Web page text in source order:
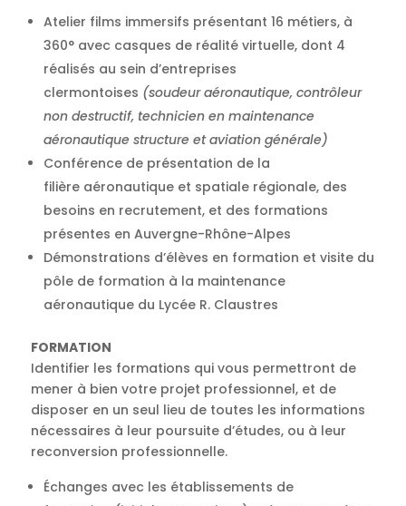
Atelier films immersifs présentant 16 métiers, à
360° avec casques de réalité virtuelle, dont 4
réalisés au sein d’entreprises
clermontoises (soudeur aéronautique, contrôleur
non destructif, technicien en maintenance
aéronautique structure et aviation générale)
Conférence de présentation de la
filière aéronautique et spatiale régionale, des
besoins en recrutement, et des formations
présentes en Auvergne-Rhône-Alpes
Démonstrations d’élèves en formation et visite du
pôle de formation à la maintenance
aéronautique du Lycée R. Claustres
FORMATION
Identifier les formations qui vous permettront de
mener à bien votre projet professionnel, et de
disposer en un seul lieu de toutes les informations
nécessaires à leur poursuite d’études, ou à leur
reconversion professionnelle.
Échanges avec les établissements de